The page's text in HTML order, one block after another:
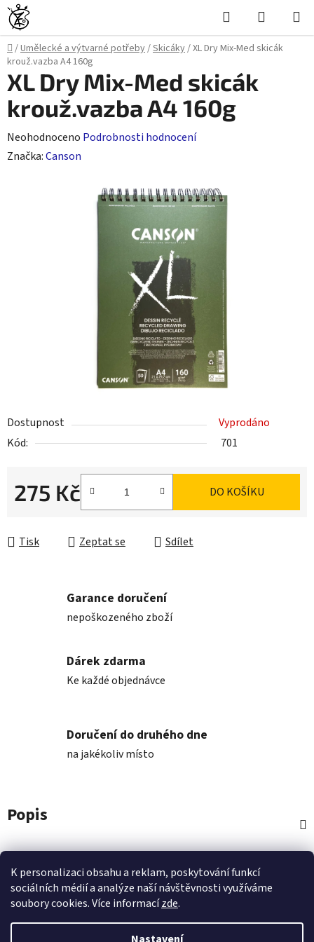
K personalizaci obsahu a reklam, poskytování funkcí
sociálních médií a analýze naší návštěvnosti využíváme
soubory cookies. Více informacízde.
Přejít
na
obsah
Hledat
KOŠÍK
Domů
/Umělecké a výtvarné potřeby/Skicáky/XL Dry Mix-Med skicák
krouž.vazba A4 160g
Dostupnost
Vyprodáno
Kód:
701
275 Kč DO KOŠÍKU
Tisk Zeptat se Sdílet
XL Dry Mix-Med skicák
krouž.vazba A4 160g
Průměrné
hodnocení
Neohodnoceno Podrobnosti hodnocení
Značka:Canson
Garance doručení
nepoškozeného zboží
Dárek zdarma
Ke každé objednávce
Doručení do druhého dne
na jakékoliv místo
Popis
Diskuze